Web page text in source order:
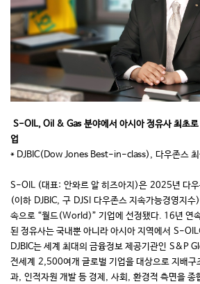
S-OIL, Oil & Gas 분야에서 아시아 정유사 최초로
업
* DJBIC(Dow Jones Best-in-class), 다우존스
S-OIL (대표: 안와르 알 히즈아지 )은 2025년 다
(이하 DJBIC, 구 DJSI 다우존스 지속가능경영지수)
속으로 “월드(World)” 기업에 선정됐다. 16년 연
된 정유사는 국내뿐 아니라 아시아 지역에서 S-OIL
DJBIC는 세계 최대의 금융정보 제공기관인 S&P
전세계 2,500여개 글로벌 기업을 대상으로 지배구
과, 인적자원 개발 등 경제 , 사회 , 환경적 측면을 종